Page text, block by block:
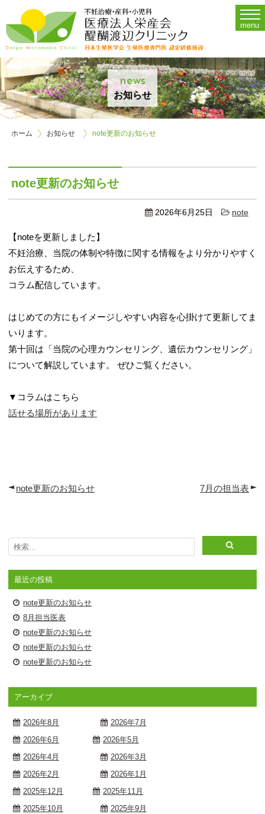
Menu
Home
診療時間・担当医・施設案内
不妊治療
婦人科
お問い合わせ
採用情報
採用お問い合わせ
menu
news
お知らせ
ホーム お知らせ note更新のお知らせ
note更新のお知らせ
2026年6月25日 note
【noteを更新しました】
不妊治療、当院の体制や特徴に関する情報をより分かりやすく
お伝えするため、
コラム配信しています。
はじめての方にもイメージしやすい内容を心掛けて更新してま
いります。
第十回は「当院の心理カウンセリング、遺伝カウンセリング」
について解説しています。 ぜひご覧ください。
▼コラムはこちら
話せる場所があります
note更新のお知らせ 7月の担当表
最近の投稿
note更新のお知らせ
8月担当医表
note更新のお知らせ
note更新のお知らせ
note更新のお知らせ
アーカイブ
2026年8月
2026年7月
2026年6月
2026年5月
2026年4月
2026年3月
2026年2月
2026年1月
2025年12月
2025年11月
2025年10月
2025年9月